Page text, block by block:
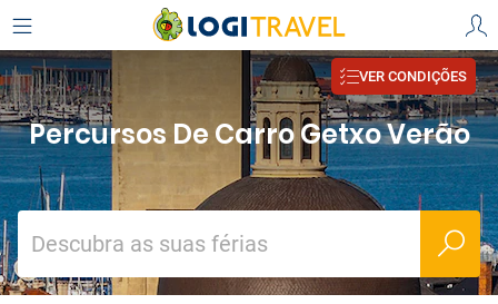
VER CONDIÇÕES
Percursos De Carro Getxo Verão
Descubra as suas férias